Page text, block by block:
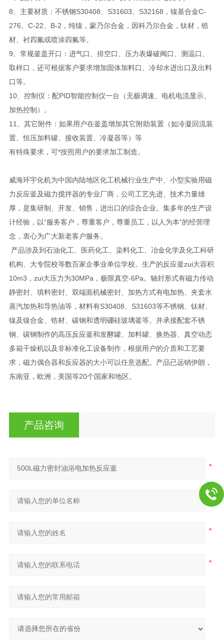
8、主要材质：不锈钢S30408、S31603、S32168，镍基合金C-
276、C-22、B-2，纯镍，蒙乃尔合金，因科乃尔合金，钛材，锆
材、衬四氟或喷涂四氟等。
9、常规釜盖开口：进气口、排空口、压力表爆破阀口、测温口、
取样口，还可根据客户要求增加固体加料口、冷却水进出口及出料
口等。
10、控制仪：配PID智能控制仪一台（无极调速、电机电流显示、
加热控制）。
11、其它附件：如果用户在釜盖增加其它附助装置（如冷凝回流装
置、恒压加料罐、接收装置、冷凝器等）等
有特殊要求，可*按照用户的要求加工制造。
威海环宇化机为中国内陆地区化工机械行业生产中、小型实验用磁
力反应釜及磁力搅拌器的专业厂商，公司工艺先进、技术力量雄
厚，是集研制、开发、销售，进出口的综合企业。集多年的生产设
计经验，以“服务客户，尊重客户，尊重员工，以人为本”的经营理
念，衷心为广大新老客户服务。
产品涉及到石油化工、医药化工、染料化工、冶金化学及化工科研
机构、大专院校等数百家企事业单位学校。生产的反应釜zui大容积
10m3，zui大压力为30MPa，极限真空-6Pa。轴封形式有磁力传动
静密封、填料密封、双端面机械密封、加热方式有电加热、夹套水
蒸汽加热和导热油等，材料有S30408、S31603等不锈钢、钛材、
镍及镍合金、锆材、碳钢和透明硼硅玻璃釜等。并承接配套不锈
钢、碳钢制作的高压反应釜和发酵罐、加料罐、换热器、真空动态
多箱干燥机以及非标准化工设备制作，根据用户的介质和工艺要
求，磁力偶合器和反应器的大小可以任意选配。产品已远销伊朗，
东南亚，欧洲，美国等20个国家和地区。
产品咨询